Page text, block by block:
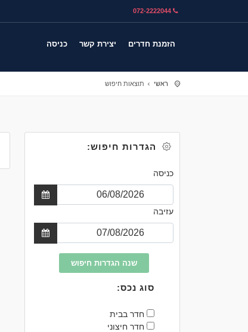
072-2222044
הזמנת חדרים יצירת קשר כניסה
ראשי תוצאות חיפוש
הגדרות חיפוש:
כניסה
עזיבה
שנה הגדרות חיפוש
סוג נכס:
חדר בבית
חדר חיצוני